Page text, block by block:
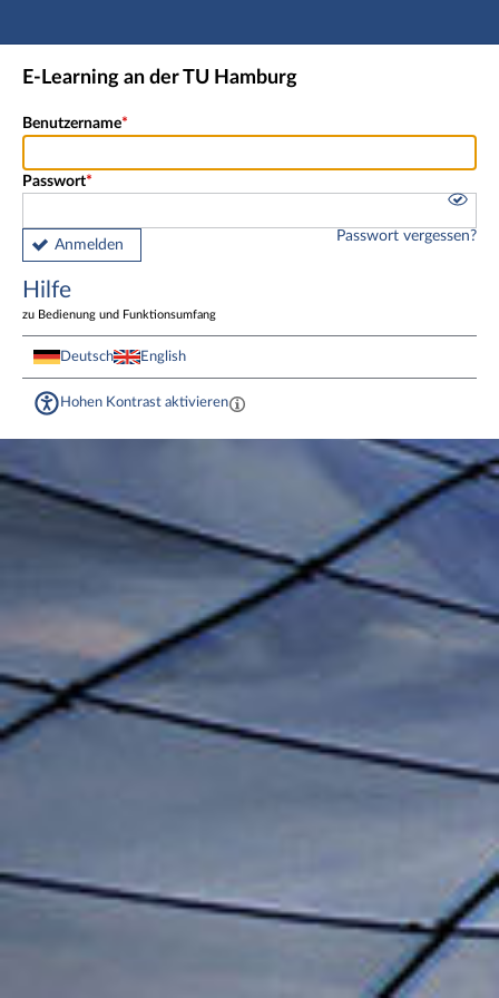
Hauptnavigation
Fußzeile
E-Learning an der TU Hamburg
Benutzername
Passwort
Anmelden
Passwort vergessen?
Hilfe
zu Bedienung und Funktionsumfang
Deutsch English
Hohen Kontrast aktivieren